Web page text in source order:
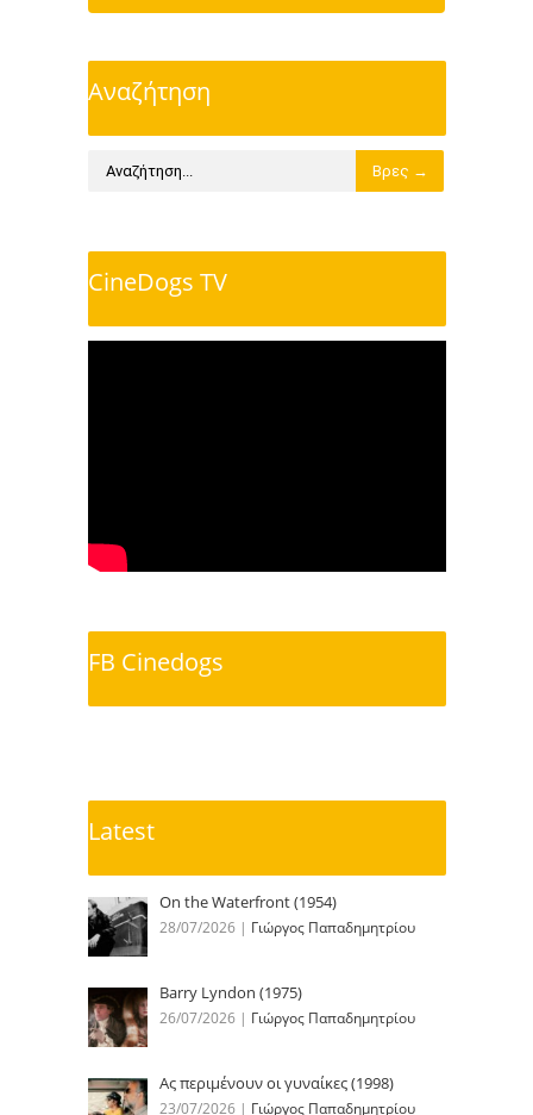
Αναζήτηση
CineDogs TV
FB Cinedogs
Latest
On the Waterfront (1954)
28/07/2026 | Γιώργος Παπαδημητρίου
Barry Lyndon (1975)
26/07/2026 | Γιώργος Παπαδημητρίου
Ας περιμένουν οι γυναίκες (1998)
23/07/2026 | Γιώργος Παπαδημητρίου